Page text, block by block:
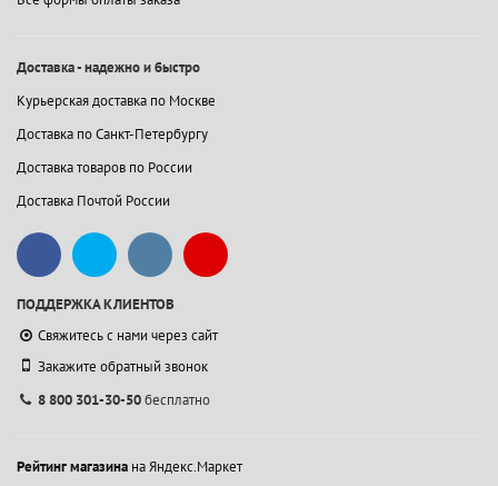
Доставка - надежно и быстро
Курьерская доставка по Москве
Доставка по Санкт-Петербургу
Доставка товаров по России
Доставка Почтой России
ПОДДЕРЖКА КЛИЕНТОВ
Свяжитесь с нами через сайт
Закажите обратный звонок
8 800 301-30-50бесплатно
Рейтинг магазина на Яндекс.Маркет